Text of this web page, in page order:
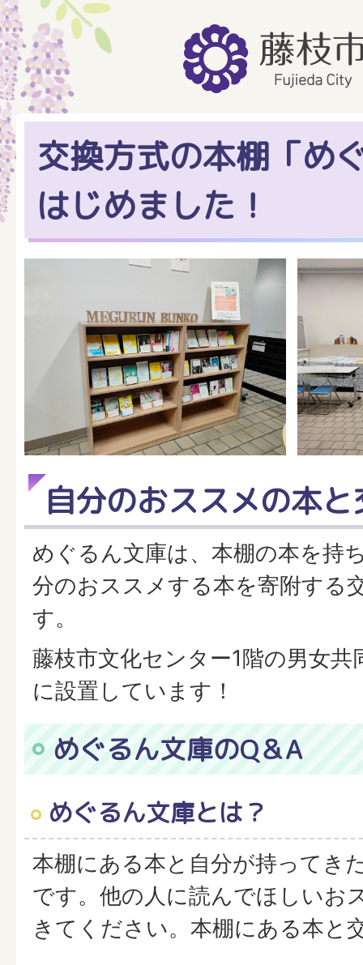
交換方式の本棚「め
はじめました！
自分のおススメの本
めぐるん文庫は、本棚の本を持
分のおススメする本を寄附する
す。
藤枝市文化センター1階の男女共
に設置しています！
めぐるん文庫のQ＆A
めぐるん文庫とは？
本棚にある本と自分が持ってき
です。他の人に読んでほしいお
きてください。本棚にある本と